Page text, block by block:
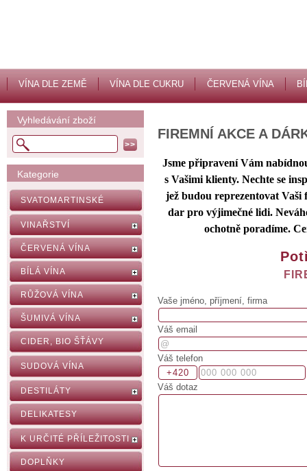
VÍNA DLE ZEMĚ VÍNA DLE CUKRU ČERVENÁ VÍNA
FIREMNÍ AKCE A
Jsme připravení Vám
s Vašimi klienty. Nechte se
jež budou reprezentovat
dar pro výjimečné lidi.
ochotně poradíme.
Vaše jméno, příjmení, firma
Váš email
Váš telefon
Váš dotaz
Vyhledávání zboží
Kategorie
SVATOMARTINSKÉ
VINAŘSTVÍ
ČERVENÁ VÍNA
BÍLÁ VÍNA
RŮŽOVÁ VÍNA
ŠUMIVÁ VÍNA
CIDER, BIO ŠŤÁVY
SUDOVÁ VÍNA
DESTILÁTY
DELIKATESY
K URČITÉ PŘÍLEŽITOSTI
DOPLŇKY